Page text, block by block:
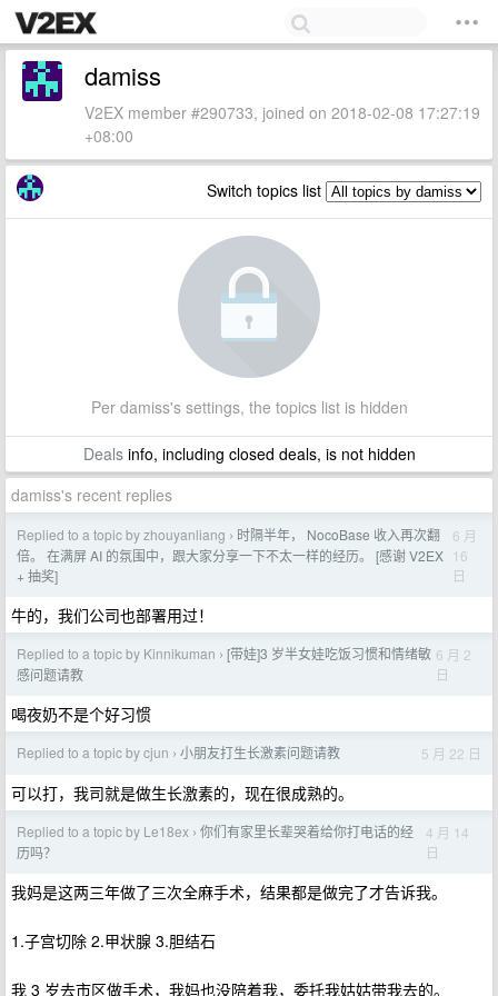
damiss
V2EX member #290733, joined on 2018-02-08 17:27:19
+08:00
Switch topics list
Per damiss's settings, the topics list is hidden
Dealsinfo, including closed deals, is not hidden
damiss's recent replies
Replied to a topic by zhouyanliang › 时隔半年， NocoBase 收入再次翻
倍。 在满屏 AI 的氛围中，跟大家分享一下不太一样的经历。 [感谢 V2EX
+ 抽奖]
6 月
16
日
牛的，我们公司也部署用过！
Replied to a topic by Kinnikuman › [带娃]3 岁半女娃吃饭习惯和情绪敏
感问题请教
6 月 2
日
喝夜奶不是个好习惯
Replied to a topic by cjun › 小朋友打生长激素问题请教 5 月 22 日
可以打，我司就是做生长激素的，现在很成熟的。
Replied to a topic by Le18ex › 你们有家里长辈哭着给你打电话的经
历吗？
4 月 14
日
我妈是这两三年做了三次全麻手术，结果都是做完了才告诉我。
1.子宫切除 2.甲状腺 3.胆结石
我 3 岁去市区做手术，我妈也没陪着我，委托我姑姑带我去的。